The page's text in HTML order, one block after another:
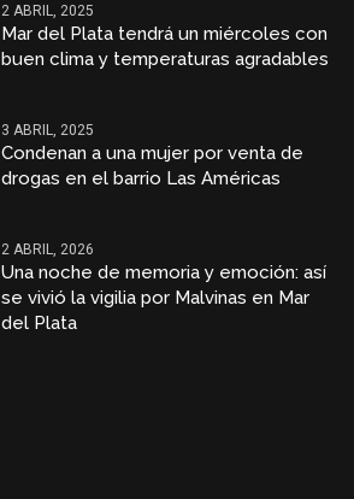
2 ABRIL, 2025
Mar del Plata tendrá un miércoles con
buen clima y temperaturas agradables
3 ABRIL, 2025
Condenan a una mujer por venta de
drogas en el barrio Las Américas
2 ABRIL, 2026
Una noche de memoria y emoción: así
se vivió la vigilia por Malvinas en Mar
del Plata